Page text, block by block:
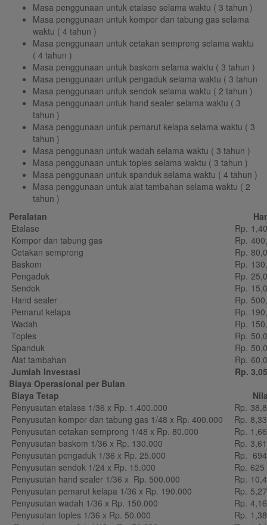
Masa penggunaan untuk etalase selama waktu ( 3 tahun )
Masa penggunaan untuk kompor dan tabung gas selama
waktu ( 4 tahun )
Masa penggunaan untuk cetakan semprong selama waktu
( 4 tahun )
Masa penggunaan untuk baskom selama waktu ( 3 tahun )
Masa penggunaan untuk pengaduk selama waktu ( 3 tahun
Masa penggunaan untuk sendok selama waktu ( 2 tahun )
Masa penggunaan untuk hand sealer selama waktu ( 3
tahun )
Masa penggunaan untuk pemarut kelapa selama waktu ( 3
tahun )
Masa penggunaan untuk wadah selama waktu ( 3 tahun )
Masa penggunaan untuk toples selama waktu ( 3 tahun )
Masa penggunaan untuk spanduk selama waktu ( 4 tahun )
Masa penggunaan untuk alat tambahan selama waktu ( 2
tahun )
Peralatan
Etalase
Rp.
Kompor dan tabung gas
Rp.
Cetakan semprong
Rp.
Baskom
Rp.
Pengaduk
Rp.
Sendok
Rp.
Hand sealer
Rp.
Pemarut kelapa
Rp.
Wadah
Rp.
Toples
Rp.
Spanduk
Rp.
Alat tambahan
Rp.
Jumlah Investasi
Rp.
Biaya Operasional per Bulan
Biaya Tetap
Penyusutan etalase 1/36 x Rp. 1.400.000
Rp.
Penyusutan kompor dan tabung gas 1/48 x Rp. 400.000
Rp.
Penyusutan cetakan semprong 1/48 x Rp. 80.000
Rp.
Penyusutan baskom 1/36 x Rp. 130.000
Rp.
Penyusutan pengaduk 1/36 x Rp. 25.000
Rp. 694
Penyusutan sendok 1/24 x Rp. 15.000
Rp. 625
Penyusutan hand sealer 1/36 x Rp. 500.000
Rp.
Penyusutan pemarut kelapa 1/36 x Rp. 190.000
Rp.
Penyusutan wadah 1/36 x Rp. 150.000
Rp.
Penyusutan toples 1/36 x Rp. 50.000
Rp.